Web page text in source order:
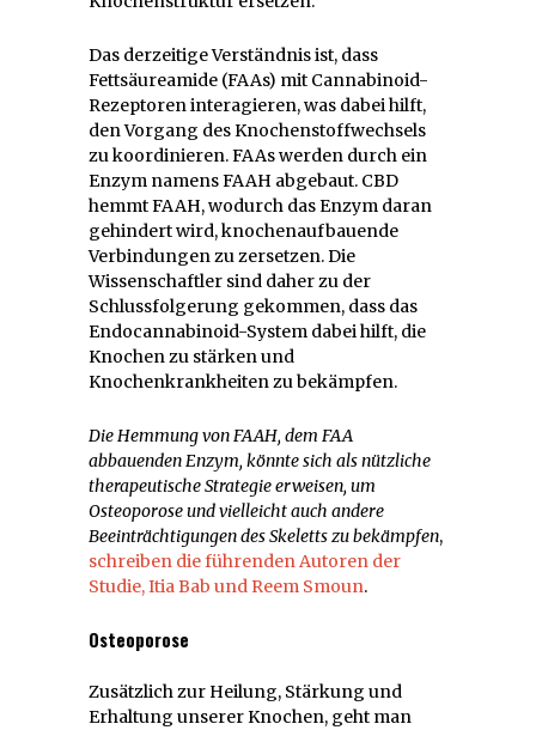
Das derzeitige Verständnis ist, dass
Fettsäureamide (FAAs) mit Cannabinoid-
Rezeptoren interagieren, was dabei hilft,
den Vorgang des Knochenstoffwechsels
zu koordinieren. FAAs werden durch ein
Enzym namens FAAH abgebaut. CBD
hemmt FAAH, wodurch das Enzym daran
gehindert wird, knochenaufbauende
Verbindungen zu zersetzen. Die
Wissenschaftler sind daher zu der
Schlussfolgerung gekommen, dass das
Endocannabinoid-System dabei hilft, die
Knochen zu stärken und
Knochenkrankheiten zu bekämpfen.
Die Hemmung von FAAH, dem FAA
abbauenden Enzym, könnte sich als nützliche
therapeutische Strategie erweisen, um
Osteoporose und vielleicht auch andere
Beeinträchtigungen des Skeletts zu bekämpfen,
schreiben die führenden Autoren der
Studie, Itia Bab und Reem Smoun.
Osteoporose
Zusätzlich zur Heilung, Stärkung und
Erhaltung unserer Knochen, geht man